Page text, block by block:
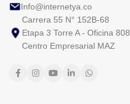
Info@internetya.co
Carrera 55 N° 152B-68
Etapa 3 Torre A - Oficina 808
Centro Empresarial MAZ